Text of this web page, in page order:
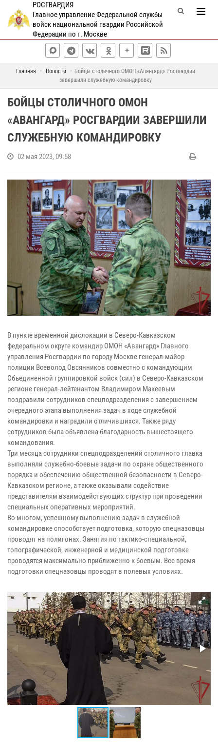
РОСГВАРДИЯ
Главное управление Федеральной службы
войск национальной гвардии Российской
Федерации по г. Москве
Главная Новости
Бойцы столичного ОМОН «Авангард» Росгвардии
завершили служебную командировку
БОЙЦЫ СТОЛИЧНОГО ОМОН
«АВАНГАРД» РОСГВАРДИИ ЗАВЕРШИЛИ
СЛУЖЕБНУЮ КОМАНДИРОВКУ
02 мая 2023, 09:58
В пункте временной дислокации в Северо-Кавказском
федеральном округе командир ОМОН «Авангард» Главного
управления Росгвардии по городу Москве генерал-майор
полиции Всеволод Овсянников совместно с командующим
Объединенной группировкой войск (сил) в Северо-Кавказском
регионе генерал-лейтенантом Владимиром Макеевым
поздравили сотрудников спецподразделения с завершением
очередного этапа выполнения задач в ходе служебной
командировки и наградили отличившихся. Также ряду
сотрудников была объявлена благодарность вышестоящего
командования.
Три месяца сотрудники спецподразделений столичного главка
выполняли служебно-боевые задачи по охране общественного
порядка и обеспечению общественной безопасности в Северо-
Кавказском регионе, а также оказывали содействие
представителям взаимодействующих структур при проведении
специальных оперативных мероприятий.
Во многом, успешному выполнению задач в служебной
командировке способствует подготовка, которую спецназовцы
проводят на полигонах. Занятия по тактико-специальной,
топографической, инженерной и медицинской подготовке
проводятся максимально приближенно к боевым. Все время
подготовки спецназовцы проводят в полевых условиях.